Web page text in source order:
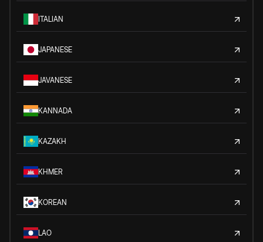
ITALIAN
JAPANESE
JAVANESE
KANNADA
KAZAKH
KHMER
KOREAN
LAO